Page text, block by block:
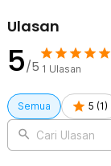
Ulasan
5/5 1 Ulasan
Semua 5 (1 )
Cari Ulasan